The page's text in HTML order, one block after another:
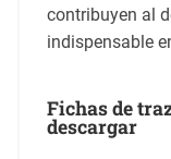
contribuyen al
indispensable
Fichas de
descargar